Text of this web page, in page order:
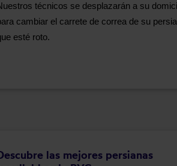
técnicos se desplazarán a su
cambiar el carrete de correa de su
esté roto.
las mejores persianas